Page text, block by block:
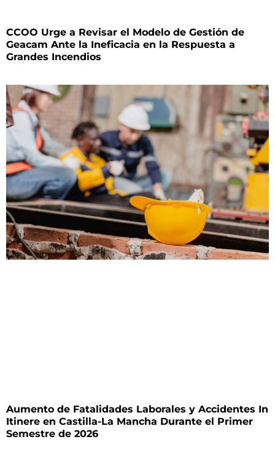
CCOO Urge a Revisar el Modelo de Gestión de
Geacam Ante la Ineficacia en la Respuesta a
Grandes Incendios
Aumento de Fatalidades Laborales y Accidentes In
Itinere en Castilla-La Mancha Durante el Primer
Semestre de 2026